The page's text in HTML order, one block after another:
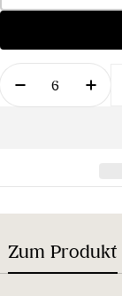
Menge
Menge für
Zum Produkt